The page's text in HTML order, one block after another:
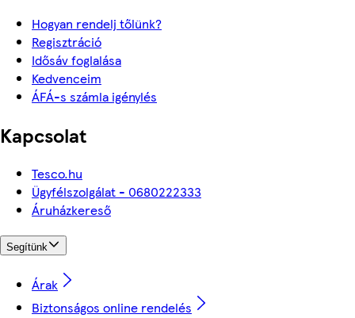
Hogyan rendelj tőlünk?
Regisztráció
Idősáv foglalása
Kedvenceim
ÁFÁ-s számla igénylés
Kapcsolat
Tesco.hu
Ügyfélszolgálat - 0680222333
Áruházkereső
Segítünk
Árak
Biztonságos online rendelés